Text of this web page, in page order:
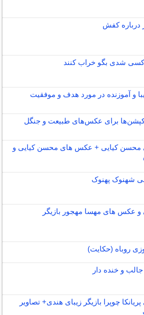
درباره کفش
شدی بگو خراب کنند
و آموزنده در مورد هدف و موفقیت
کپشن‌ها برای عکس‌های طبیعت و جنگل
محسن کیایی + عکس های محسن کیایی و
شهنوک پهنوک
و عکس های مهسا مهجور بازیگر
روباه (حکایت)
و خنده دار
چوپرا بازیگر زیبای هندی+ تصاویر